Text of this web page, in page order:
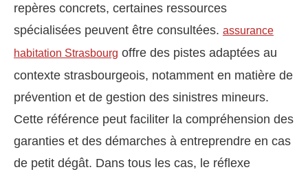
repères concrets, certaines ressources
spécialisées peuvent être consultées. assurance
habitation Strasbourg offre des pistes adaptées au
contexte strasbourgeois, notamment en matière de
prévention et de gestion des sinistres mineurs.
Cette référence peut faciliter la compréhension des
garanties et des démarches à entreprendre en cas
de petit dégât. Dans tous les cas, le réflexe